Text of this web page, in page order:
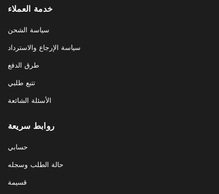
خدمة العملاء
سياسة الشحن
سياسة الإرجاع والاسترداد
طرق الدفع
تتبع طلبي
الأسئلة الشائعة
روابط سريعة
حسابي
حالة الطلب وسجله
قسيمة